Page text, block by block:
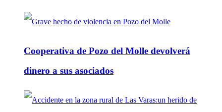
Cooperativa de Pozo del Molle devolverá
dinero a sus asociados